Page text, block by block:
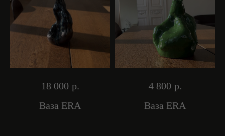
18 000 р.
Ваза ERA
4 800 р.
Ваза ERA